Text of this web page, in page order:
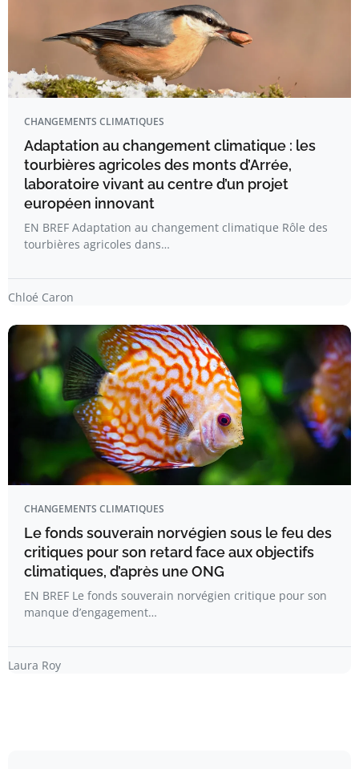
CHANGEMENTS CLIMATIQUES
Adaptation au changement climatique : les
tourbières agricoles des monts d’Arrée,
laboratoire vivant au centre d’un projet
européen innovant
EN BREF Adaptation au changement climatique Rôle des
tourbières agricoles dans…
Chloé Caron
CHANGEMENTS CLIMATIQUES
Le fonds souverain norvégien sous le feu des
critiques pour son retard face aux objectifs
climatiques, d’après une ONG
EN BREF Le fonds souverain norvégien critique pour son
manque d’engagement…
Laura Roy